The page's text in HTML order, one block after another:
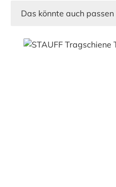
Das könnte auch passen
Produktgalerie
Durchschnittliche